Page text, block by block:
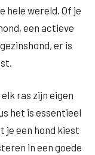
hele wereld. Of je
een actieve
er is
ras zijn eigen
het is essentieel
je een hond kiest
in een goede